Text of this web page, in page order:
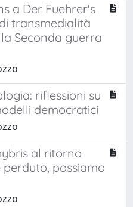
a Der Fuehrer's
transmedialità
Seconda guerra
riflessioni su
democratici
al ritorno
possiamo